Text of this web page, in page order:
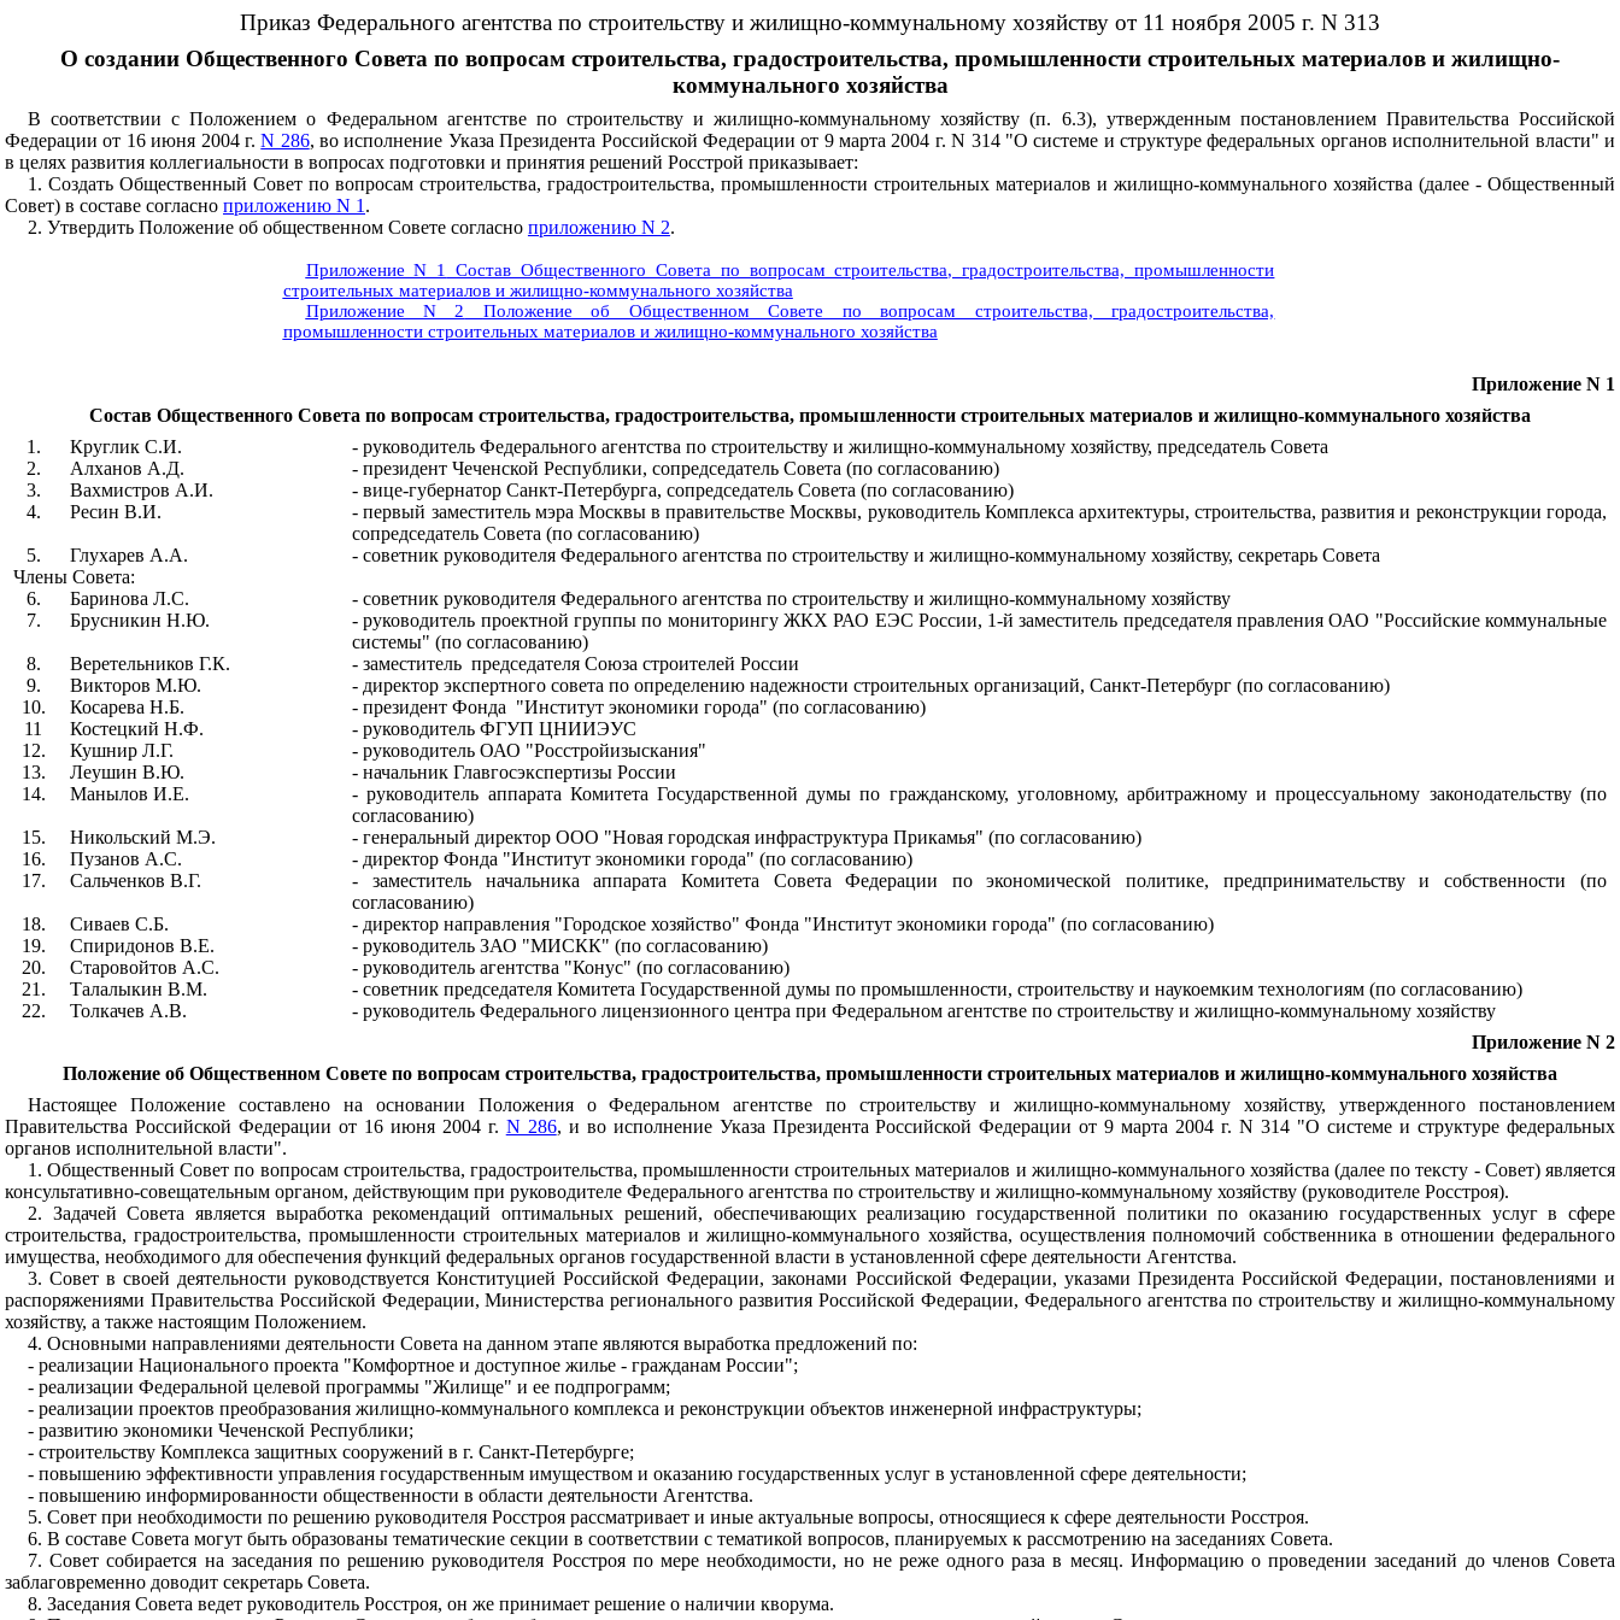
Приказ Федерального агентства по строительству и жилищно-коммунальному хозяйству от 11 ноября 2005 г. N 313
О создании Общественного Совета по вопросам строительства, градостроительства, промышленности строительных материалов и жилищно-
коммунального хозяйства
В соответствии с Положением о Федеральном агентстве по строительству и жилищно-коммунальному хозяйству (п. 6.3), утвержденным постановлением Правительства Российской
Федерации от 16 июня 2004 г.N 286, во исполнение Указа Президента Российской Федерации от 9 марта 2004 г. N 314 "О системе и структуре федеральных органов исполнительной власти" и
в целях развития коллегиальности в вопросах подготовки и принятия решений Росстрой приказывает:
1. Создать Общественный Совет по вопросам строительства, градостроительства, промышленности строительных материалов и жилищно-коммунального хозяйства (далее - Общественный
Совет) в составе согласно приложению N 1 .
2. Утвердить Положение об общественном Совете согласно приложению N 2.
Приложение N 1
Состав Общественного Совета по вопросам строительства, градостроительства, промышленности
строительных материалов и жилищно-коммунального хозяйства
Приложение N 2
Положение об Общественном Совете по вопросам строительства, градостроительства,
промышленности строительных материалов и жилищно-коммунального хозяйства
Приложение N 1
Состав Общественного Совета по вопросам строительства, градостроительства, промышленности строительных материалов и жилищно-коммунального хозяйства
1.
Круглик С.И.
- руководитель Федерального агентства по строительству и жилищно-коммунальному хозяйству, председатель Совета
2.
Алханов А.Д.
- президент Чеченской Республики, сопредседатель Совета (по согласованию)
3.
Вахмистров А.И.
- вице-губернатор Санкт-Петербурга, сопредседатель Совета (по согласованию)
4.
Ресин В.И.
- первый заместитель мэра Москвы в правительстве Москвы, руководитель Комплекса архитектуры, строительства, развития и реконструкции города,
сопредседатель Совета (по согласованию)
5.
Глухарев А.А.
- советник руководителя Федерального агентства по строительству и жилищно-коммунальному хозяйству, секретарь Совета
Члены Совета:
6.
Баринова Л.С.
- советник руководителя Федерального агентства по строительству и жилищно-коммунальному хозяйству
7.
Брусникин Н.Ю. - руководитель проектной группы по мониторингу ЖКХРАО ЕЭС России, 1-й заместитель председателя правления ОАО "Российские коммунальные
системы" (по согласованию)
8.
Веретельников Г.К. - заместитель председателя Союза строителей России
9.
Викторов М.Ю.
- директор экспертного совета по определению надежности строительных организаций, Санкт-Петербург (по согласованию)
10.
Косарева Н.Б. - президент Фонда "Институт экономики города" (по согласованию)
11
Костецкий Н.Ф.
- руководитель ФГУП ЦНИИЭУС
12.
Кушнир Л.Г.
- руководитель ОАО "Росстройизыскания"
13.
Леушин В.Ю.
- начальник Главгосэкспертизы России
14.
Манылов И.Е.
- руководитель аппарата Комитета Государственной думы по гражданскому, уголовному, арбитражному и процессуальному законодательству (по
согласованию)
15.
Никольский М.Э.
- генеральный директор ООО "Новая городская инфраструктура Прикамья" (по согласованию)
16.
Пузанов А.С.
- директор Фонда "Институт экономики города" (по согласованию)
17.
Сальченков В.Г.
- заместитель начальника аппарата Комитета Совета Федерации по экономической политике, предпринимательству и собственности (по
согласованию)
18.
Сиваев С.Б.
- директор направления "Городское хозяйство" Фонда "Институт экономики города" (по согласованию)
19.
Спиридонов В.Е.
- руководитель ЗАО "МИСКК" (по согласованию)
20.
Старовойтов А.С.
- руководитель агентства "Конус" (по согласованию)
21.
Талалыкин В.М.
- советник председателя Комитета Государственной думы по промышленности, строительству и наукоемким технологиям (по согласованию)
22.
Толкачев А.В.
- руководитель Федерального лицензионного центра при Федеральном агентстве по строительству и жилищно-коммунальному хозяйству
Приложение N 2
Положение об Общественном Совете по вопросам строительства, градостроительства, промышленности строительных материалов и жилищно-коммунального хозяйства
Настоящее Положение составлено на основании Положения о Федеральном агентстве по строительству и жилищно-коммунальному хозяйству, утвержденного постановлением
Правительства Российской Федерации от 16 июня 2004 г. N 286, и во исполнение Указа Президента Российской Федерации от 9 марта 2004 г. N 314 "О системе и структуре федеральных
органов исполнительной власти".
1. Общественный Совет по вопросам строительства, градостроительства, промышленности строительных материалов и жилищно-коммунального хозяйства (далее по тексту - Совет) является
консультативно-совещательным органом, действующим при руководителе Федерального агентства по строительству и жилищно-коммунальному хозяйству (руководителе Росстроя).
2. Задачей Совета является выработка рекомендаций оптимальных решений, обеспечивающих реализацию государственной политики по оказанию государственных услуг в сфере
строительства, градостроительства, промышленности строительных материалов и жилищно-коммунального хозяйства, осуществления полномочий собственника в отношении федерального
имущества, необходимого для обеспечения функций федеральных органов государственной власти в установленной сфере деятельности Агентства.
3. Совет в своей деятельности руководствуется Конституцией Российской Федерации, законами Российской Федерации, указами Президента Российской Федерации, постановлениями и
распоряжениями Правительства Российской Федерации, Министерства регионального развития Российской Федерации, Федерального агентства по строительству и жилищно-коммунальному
хозяйству, а также настоящим Положением.
4. Основными направлениями деятельности Совета на данном этапе являются выработка предложений по:
- реализации Национального проекта "Комфортное и доступное жилье - гражданам России";
- реализации Федеральной целевой программы "Жилище" и ее подпрограмм;
- реализации проектов преобразования жилищно-коммунального комплекса и реконструкции объектов инженерной инфраструктуры;
- развитию экономики Чеченской Республики;
- строительству Комплекса защитных сооружений в г. Санкт-Петербурге;
- повышению эффективности управления государственным имуществом и оказанию государственных услуг в установленной сфере деятельности;
- повышению информированности общественности в области деятельности Агентства.
5. Совет при необходимости по решению руководителя Росстроя рассматривает и иные актуальные вопросы, относящиеся к сфере деятельности Росстроя.
6. В составе Совета могут быть образованы тематические секции в соответствии с тематикой вопросов, планируемых к рассмотрению на заседаниях Совета.
7. Совет собирается на заседания по решению руководителя Росстроя по мере необходимости, но не реже одного раза в месяц. Информацию о проведении заседаний до членов Совета
заблаговременно доводит секретарь Совета.
8. Заседания Совета ведет руководитель Росстроя, он же принимает решение о наличии кворума.